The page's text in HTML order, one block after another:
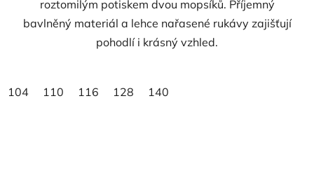
roztomilým potiskem dvou mopsíků. Příjemný
bavlněný materiál a lehce nařasené rukávy zajišťují
pohodlí i krásný vzhled.
104 110 116 128 140